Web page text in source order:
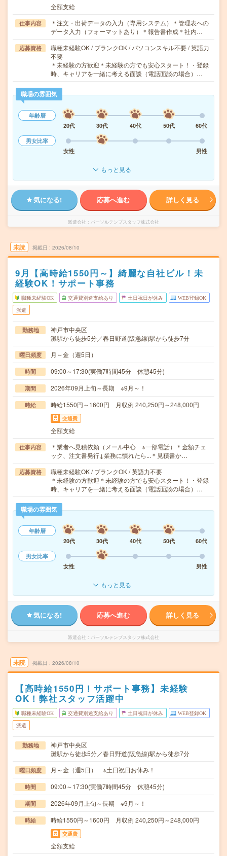
全額支給
仕事内容
＊注文・出荷データの入力（専用システム）＊管理表への
データ入力（フォーマットあり）＊報告書作成＊社内…
応募資格
職種未経験OK / ブランクOK / パソコンスキル不要 / 英語力
不要
＊未経験の方歓迎＊未経験の方でも安心スタート！・登録
時、キャリアを一緒に考える面談（電話面談の場合）…
職場の雰囲気
年齢層
20代
30代 40代 50代
60代
男女比率
女性
男性
もっと見る
気になる! 応募へ進む 詳しく見る
派遣会社 パーソルテンプスタッフ株式会社
未読 掲載日 2026/08/10
9月【高時給1550円～】綺麗な自社ビル！未
経験OK！サポート事務
職種未経験OK 交通費別途支給あり 土日祝日が休み WEB登録OK
派遣
勤務地
神戸市中央区
灘駅から徒歩5分／春日野道(阪急線)駅から徒歩7分
曜日頻度 月～金（週5日）
時間 09:00～17:30(実働7時間45分 休憩45分)
期間 2026年09月上旬～長期 ※9月～！
時給 時給1550円～1600円 月収例 240,250円～248,000円
交通費
全額支給
仕事内容
＊業者へ見積依頼（メール中心 ※一部電話）＊金額チェ
ック、注文書発行↓業務に慣れたら...＊見積書か…
応募資格
職種未経験OK / ブランクOK / 英語力不要
＊未経験の方歓迎＊未経験の方でも安心スタート！・登録
時、キャリアを一緒に考える面談（電話面談の場合）…
職場の雰囲気
年齢層
20代
30代 40代 50代
60代
男女比率
女性
男性
もっと見る
気になる! 応募へ進む 詳しく見る
派遣会社 パーソルテンプスタッフ株式会社
未読 掲載日 2026/08/10
【高時給1550円！サポート事務】未経験
OK！弊社スタッフ活躍中
職種未経験OK 交通費別途支給あり 土日祝日が休み WEB登録OK
派遣
勤務地
神戸市中央区
灘駅から徒歩5分／春日野道(阪急線)駅から徒歩7分
曜日頻度 月～金（週5日） ※土日祝日お休み！
時間 09:00～17:30(実働7時間45分 休憩45分)
期間 2026年09月上旬～長期 ※9月～！
時給 時給1550円～1600円 月収例 240,250円～248,000円
交通費
全額支給